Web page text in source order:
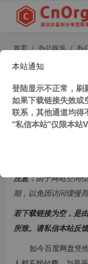
首页 办公娱乐 办
彻底解决微
+浏览器插件
51,756 次浏览次阅读
注意：由于网站空间
期，以免因访问缓慢
若下载链接为空，是
所致。请私信本站反
如今百度网盘凭
本站通知
登陆显示不正常，刷
如果下载链接失效或
联系，其他通道均
“私信本站”仅限本站